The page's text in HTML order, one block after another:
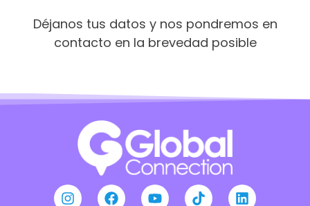
Déjanos tus datos y nos pondremos en
contacto en la brevedad posible